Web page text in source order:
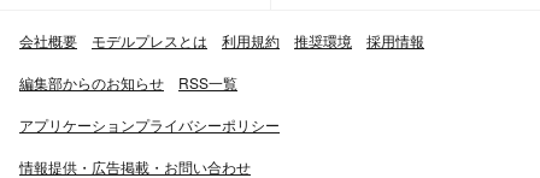
会社概要 モデルプレスとは 利用規約 推奨環境 採用情報
編集部からのお知らせ RSS一覧
アプリケーションプライバシーポリシー
情報提供・広告掲載・お問い合わせ